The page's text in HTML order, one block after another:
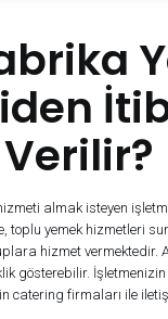
almak isteyen
toplu yemek hizmetleri
hizmet vermektedir.
gösterebilir. İşletmenizin
catering firmaları ile